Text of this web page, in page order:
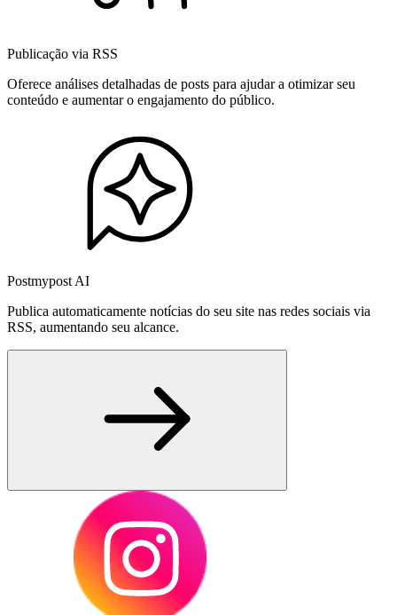
Publicação via RSS
Oferece análises detalhadas de posts para ajudar a otimizar seu
conteúdo e aumentar o engajamento do público.
Postmypost AI
Publica automaticamente notícias do seu site nas redes sociais via
RSS, aumentando seu alcance.